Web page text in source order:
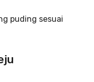
puding sesuai